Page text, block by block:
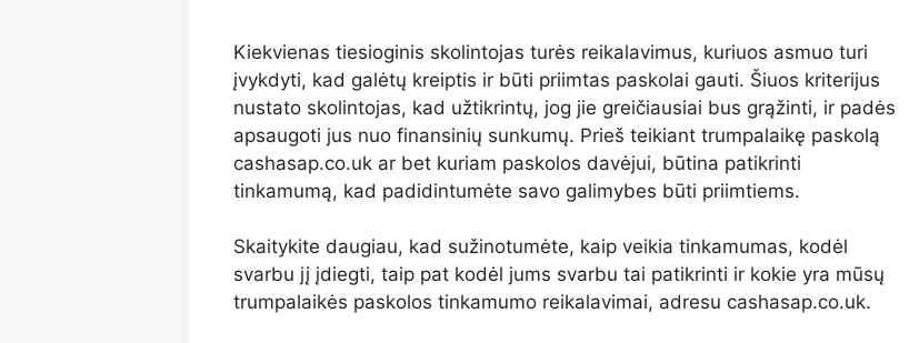
Kiekvienas tiesioginis skolintojas turės reikalavimus, kuriuos asmuo turi
įvykdyti, kad galėtų kreiptis ir būti priimtas paskolai gauti. Šiuos kriterijus
nustato skolintojas, kad užtikrintų, jog jie greičiausiai bus grąžinti, ir padės
apsaugoti jus nuo finansinių sunkumų. Prieš teikiant trumpalaikę paskolą
cashasap.co.uk ar bet kuriam paskolos davėjui, būtina patikrinti
tinkamumą, kad padidintumėte savo galimybes būti priimtiems.
Skaitykite daugiau, kad sužinotumėte, kaip veikia tinkamumas, kodėl
svarbu jį įdiegti, taip pat kodėl jums svarbu tai patikrinti ir kokie yra mūsų
trumpalaikės paskolos tinkamumo reikalavimai, adresu cashasap.co.uk.